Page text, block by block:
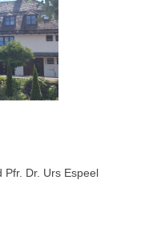
und
Pfr. Dr. Urs Espeel